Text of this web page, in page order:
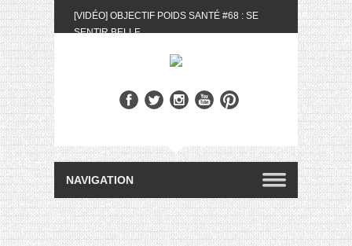
[VIDÉO] OBJECTIF POIDS SANTÉ #68 : SE
SENTIR BELLE
BIOTYFULL BOX DU MOIS DE MAI 2024 FEAT.
[VIDÉO] QUITOQUE #10 : MEAL PREP &
CONVIVIALITÉ
[VIDÉO] UNBOXING : LES MY LITTLE &
BIOTYFULL BOX DU MOIS D’AVRIL 2024
FEAT. AKILA
[VIDÉO] OBJECTIF POIDS SANTÉ #67 : L’AVIS